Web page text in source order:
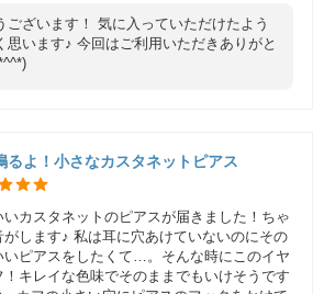
ございます！ 気に入っていただけたよう
思います♪ 今回はご利用いただきありがと
るよ！小さなカスタネットピアス
いカスタネットのピアスが届きました！ちゃ
がします♪ 私は耳に穴あけていないのにその
いピアスをしたくて…。そんな時にこのイヤ
！キレイな色味でそのままでもいけそうです